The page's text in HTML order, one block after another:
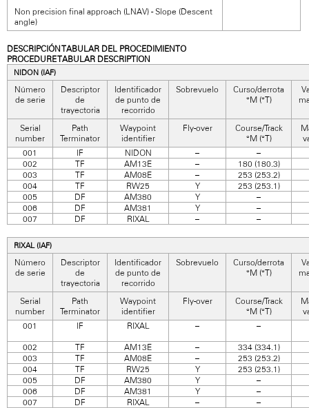
Non precision final approach (LNAV) - Slope (Descent
angle)
DESCRIPCIÓN TABULAR DEL PROCEDIMIENTO
PROCEDURE TABULAR DESCRIPTION
NIDON (IAF)
Número
de serie
Descriptor
de
trayectoria
Identificador
de punto de
recorrido
Sobrevuelo
Curso/derrota
°M (°T)
Serial
number
Path
Terminator
Waypoint
identifier
Fly-over
Course/Track
°M (°T)
001
IF NIDON –
–
002
TF AM13E –
180 (180.3)
003
TF AM08E –
253 (253.2)
004
TF RW25 Y
253 (253.1)
005
DF AM380 Y
–
006
DF AM381 Y
–
007
DF RIXAL – –
RIXAL (IAF)
Número
de serie
Descriptor
de
trayectoria
Identificador
de punto de
recorrido
Sobrevuelo
Curso/derrota
°M (°T)
Serial
number
Path
Terminator
Waypoint
identifier
Fly-over
Course/Track
°M (°T)
001
IF RIXAL – –
002 TF AM13E –
334 (334.1)
003
TF AM08E –
253 (253.2)
004
TF RW25 Y
253 (253.1)
005
DF AM380 Y
–
006
DF AM381 Y
–
007
DF RIXAL – –